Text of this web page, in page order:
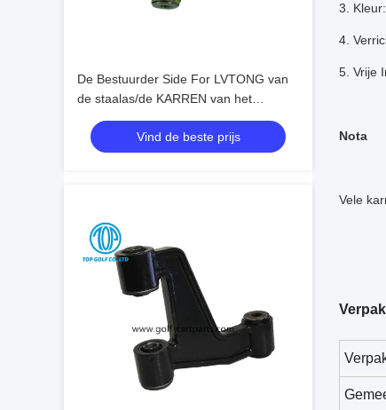
De Bestuurder Side For LVTONG van
de staalas/de KARREN van het
PICTOGRAMa627 GOLF
Vind de beste prijs
3.
4.
5. Vrije
Nota
Vele